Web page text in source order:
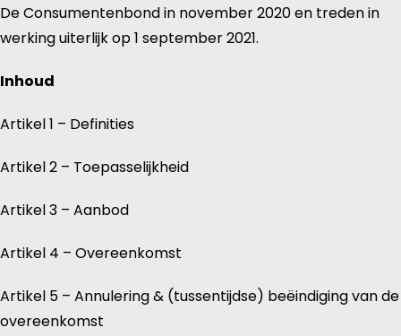
De Consumentenbond in november 2020 en treden in
werking uiterlijk op 1 september 2021.
Inhoud
Artikel 1 – Definities
Artikel 2 – Toepasselijkheid
Artikel 3 – Aanbod
Artikel 4 – Overeenkomst
Artikel 5 – Annulering & (tussentijdse) beëindiging van de
overeenkomst